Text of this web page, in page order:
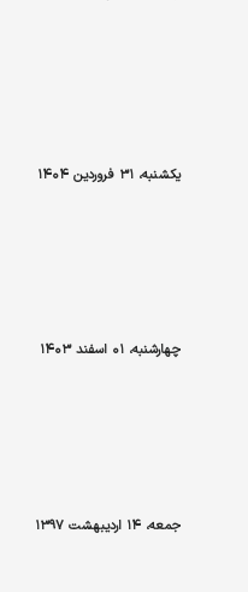
یکشنبه، ۳۱ فروردین ۱۴۰۴
چهارشنبه، ۰۱ اسفند ۱۴۰۳
جمعه، ۱۴ اردیبهشت ۱۳۹۷